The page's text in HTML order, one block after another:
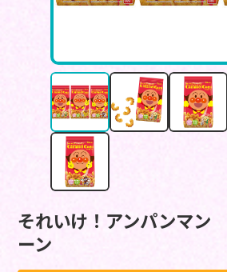
それいけ！アンパンマン
ーン